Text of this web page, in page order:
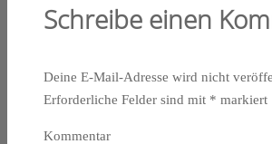
Schreibe einen
Deine E-Mail-Adresse wird nicht
Erforderliche Felder sind mit * markiert
Kommentar